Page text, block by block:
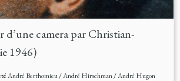
d’une camera par Christian-
1946)
André Berthomieu/André Hirschman/André Hugon